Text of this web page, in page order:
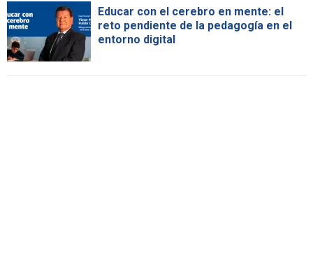
Educar con el cerebro en mente: el
reto pendiente de la pedagogía en el
entorno digital